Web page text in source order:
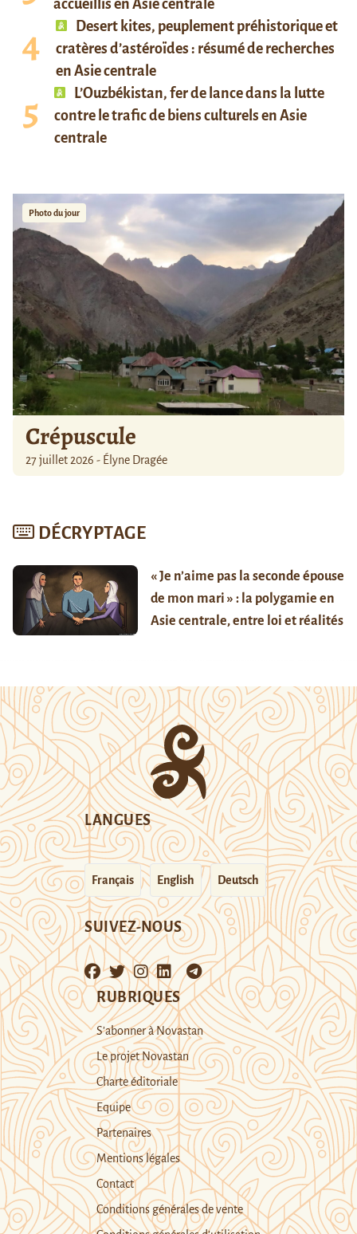
accueillis en Asie centrale
Desert kites, peuplement préhistorique et
cratères d’astéroïdes : résumé de recherches
en Asie centrale
L’Ouzbékistan, fer de lance dans la lutte
contre le trafic de biens culturels en Asie
centrale
Photo du jour
Crépuscule
27 juillet 2026 - Élyne Dragée
DÉCRYPTAGE
« Je n’aime pas la seconde épouse
de mon mari » : la polygamie en
Asie centrale, entre loi et réalités
LANGUES
Français English Deutsch
SUIVEZ-NOUS
RUBRIQUES
S’abonner à Novastan
Le projet Novastan
Charte éditoriale
Equipe
Partenaires
Mentions légales
Contact
Conditions générales de vente